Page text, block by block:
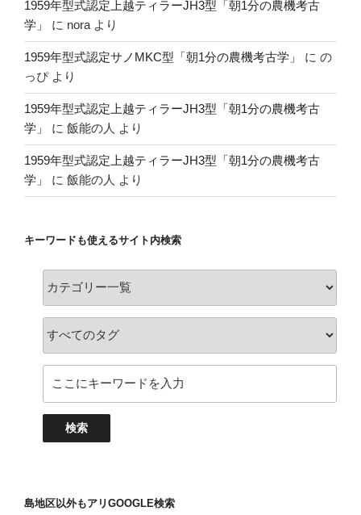
1959年型式認定上越ティラーJH3型「朝1分の農機考古
学」
に nora より
1959年型式認定サノMKC型「朝1分の農機考古学」 に の
っぴより
1959年型式認定上越ティラーJH3型「朝1分の農機考古
学」
に 飯能の人 より
1959年型式認定上越ティラーJH3型「朝1分の農機考古
学」
に 飯能の人 より
キーワードも使えるサイト内検索
島地区以外もアリGOOGLE検索